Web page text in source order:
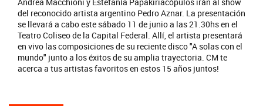
del reconocido artista argentino Pedro Aznar. La presentación
se llevará a cabo este sábado 11 de junio a las 21.30hs en el
Teatro Coliseo de la Capital Federal. Allí, el artista presentará
en vivo las composiciones de su reciente disco "A solas con el
mundo" junto a los éxitos de su amplia trayectoria. CM te
acerca a tus artistas favoritos en estos 15 años juntos!